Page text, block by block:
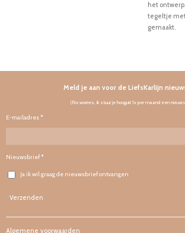
het
tegeltje
gemaakt.
Meld je aan voor de LiefsKarlijn
(No worries, ik stuur je hooguit 1x per maand een
E-mailadres *
Nieuwsbrief *
Ja ik wil graag de nieuwsbrief ontvangen
Verzenden
Algemene voorwaarden